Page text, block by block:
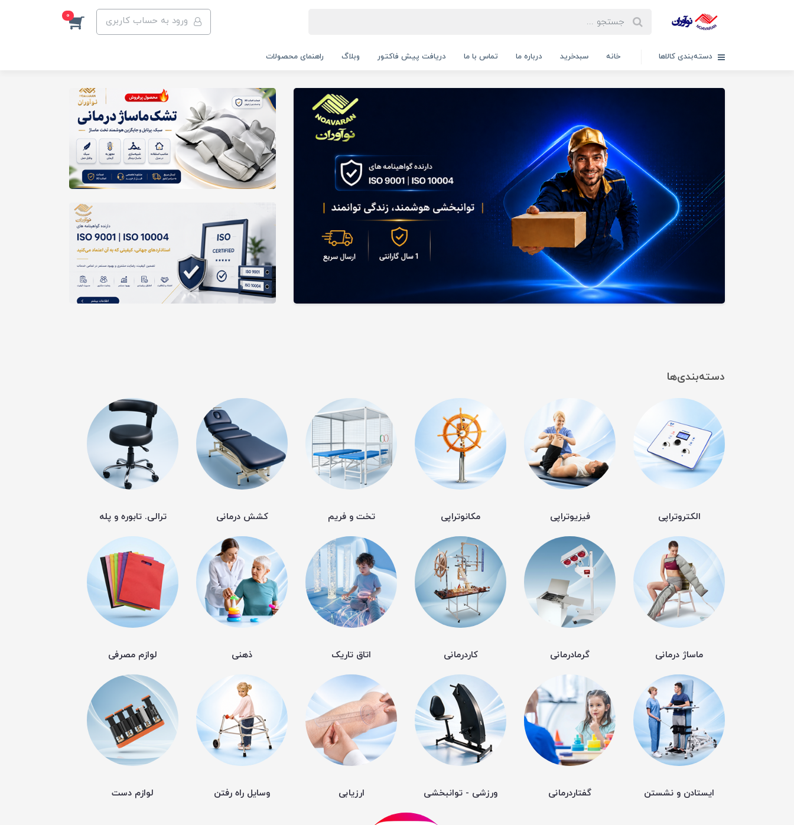
ورود به حساب کاربری 0
دسته‌بندی کالاها خانه سبدخرید درباره ما تماس با ما دریافت پیش فاکتور وبلاگ راهنمای محصولات
دسته‌بندی‌ها
الکتروتراپی فیزیوتراپی مکانوتراپی تخت و فریم کشش درمانی ترالی. تابوره و پله
ماساژ درمانی گرمادرمانی کاردرمانی اتاق تاریک ذهنی لوازم مصرفی
ایستادن و نشستن گفتاردرمانی ورزشی - توانبخشی ارزیابی وسایل راه رفتن لوازم دست